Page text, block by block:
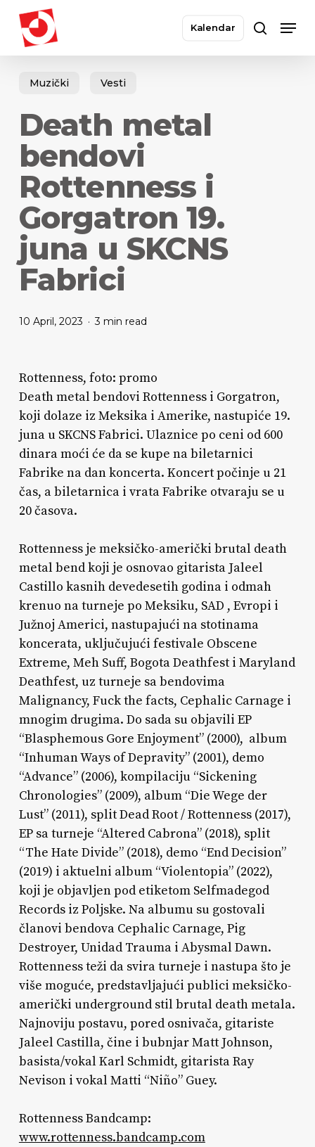
main
Kalendar search
Muzički Vesti
Death metal
bendovi
Rottenness i
Gorgatron 19.
juna u SKCNS
Fabrici
10 April, 2023 3 min read
Rottenness, foto: promo
Death metal bendovi Rottenness i Gorgatron,
koji dolaze iz Meksika i Amerike, nastupiće 19.
juna u SKCNS Fabrici. Ulaznice po ceni od 600
dinara moći će da se kupe na biletarnici
Fabrike na dan koncerta. Koncert počinje u 21
čas, a biletarnica i vrata Fabrike otvaraju se u
20 časova.
Rottenness je meksičko-američki brutal death
metal bend koji je osnovao gitarista Jaleel
Castillo kasnih devedesetih godina i odmah
krenuo na turneje po Meksiku, SAD , Evropi i
Južnoj Americi, nastupajući na stotinama
koncerata, uključujući festivale Obscene
Extreme, Meh Suff, Bogota Deathfest i Maryland
Deathfest, uz turneje sa bendovima
Malignancy, Fuck the facts, Cephalic Carnage i
mnogim drugima. Do sada su objavili EP
“Blasphemous Gore Enjoyment” (2000), album
“Inhuman Ways of Depravity” (2001), demo
“Advance” (2006), kompilaciju “Sickening
Chronologies” (2009), album “Die Wege der
Lust” (2011), split Dead Root / Rottenness (2017),
EP sa turneje “Altered Cabrona” (2018), split
“The Hate Divide” (2018), demo “End Decision”
(2019) i aktuelni album “Violentopia” (2022),
koji je objavljen pod etiketom Selfmadegod
Records iz Poljske. Na albumu su gostovali
članovi bendova Cephalic Carnage, Pig
Destroyer, Unidad Trauma i Abysmal Dawn.
Rottenness teži da svira turneje i nastupa što je
više moguće, predstavljajući publici meksičko-
američki underground stil brutal death metala.
Najnoviju postavu, pored osnivača, gitariste
Jaleel Castilla, čine i bubnjar Matt Johnson,
basista/vokal Karl Schmidt, gitarista Ray
Nevison i vokal Matti “Niño” Guey.
Rottenness Bandcamp:
www.rottenness.bandcamp.com